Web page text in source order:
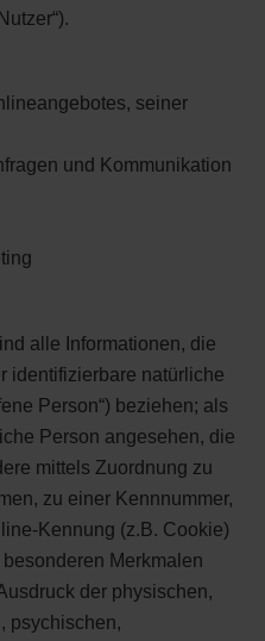
seiner
und Kommunikation
alle Informationen, die
identifizierbare natürliche
Person“) beziehen; als
Person angesehen, die
mittels Zuordnung zu
zu einer Kennnummer,
Kennung (z.B. Cookie)
Merkmalen
der physischen,
psychischen,